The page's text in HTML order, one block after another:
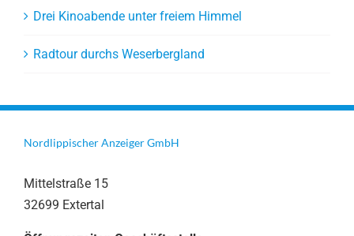
Drei Kinoabende unter freiem Himmel
Radtour durchs Weserbergland
Nordlippischer Anzeiger GmbH
Mittelstraße 15
32699 Extertal